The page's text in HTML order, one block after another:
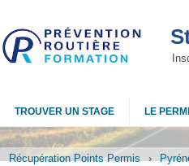
TROUVER UN STAGE LE
Récupération Points Permis ›